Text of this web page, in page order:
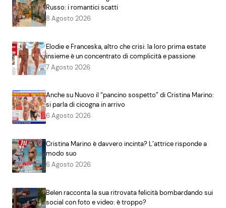
Russo: i romantici scatti
8 Agosto 2026
Elodie e Franceska, altro che crisi: la loro prima estate
insieme è un concentrato di complicità e passione
7 Agosto 2026
Anche su Nuovo il “pancino sospetto” di Cristina Marino:
si parla di cicogna in arrivo
6 Agosto 2026
Cristina Marino è davvero incinta? L’attrice risponde a
modo suo
6 Agosto 2026
Belen racconta la sua ritrovata felicità bombardando sui
social con foto e video: è troppo?